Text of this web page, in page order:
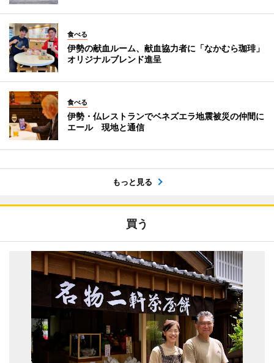
食べる
伊勢の献血ルーム、献血協力者に「なかむら珈琲」
オリジナルブレンド進呈
食べる
伊勢・仏レストランでベネズエラ地震被災の仲間に
エール 現地と通信
もっと見る
買う